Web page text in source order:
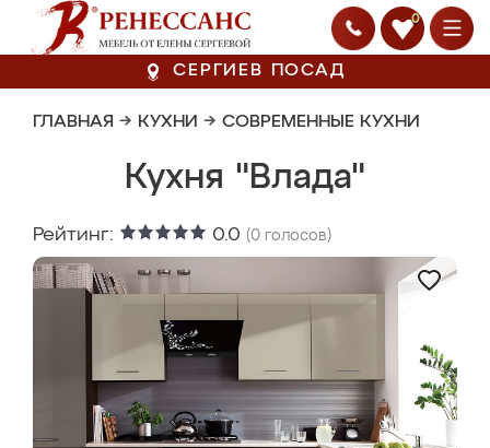
0
СЕРГИЕВ ПОСАД
ГЛАВНАЯ → КУХНИ → СОВРЕМЕННЫЕ КУХНИ
Кухня "Влада"
Рейтинг: 0.0 (0 голосов)